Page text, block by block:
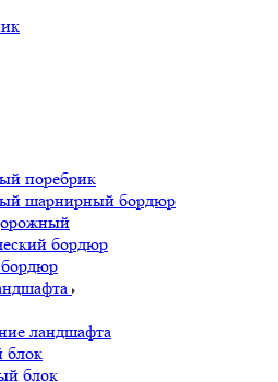
поребрик
шарнирный бордюр
бордюр
ландшафта
блок
блок